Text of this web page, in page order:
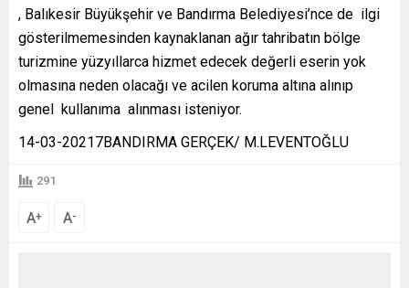
, Balıkesir Büyükşehir ve Bandırma Belediyesi’nce de ilgi
gösterilmemesinden kaynaklanan ağır tahribatın bölge
turizmine yüzyıllarca hizmet edecek değerli eserin yok
olmasına neden olacağı ve acilen koruma altına alınıp
genel kullanıma alınması isteniyor.
14-03-20217BANDIRMA GERÇEK/ M.LEVENTOĞLU
291
A+ A-